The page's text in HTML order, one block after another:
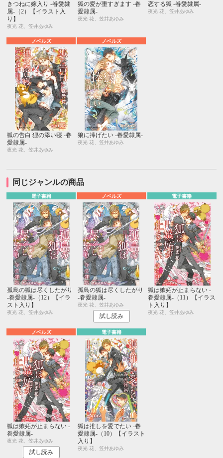
きつねに嫁入り -眷愛隷
属-（2）【イラスト入
り】
夜光 花、笠井あゆみ
狐の愛が重すぎます -眷
愛隷属-
夜光 花、笠井あゆみ
恋する狐 -眷愛隷属-
夜光 花、笠井あゆみ
ノベルズ
狐の告白 狸の添い寝 ‐眷
愛隷属-
夜光 花、笠井あゆみ
ノベルズ
狼に捧げたい -眷愛隷属-
夜光 花、笠井あゆみ
同じジャンルの商品
電子書籍
孤島の狐は尽くしたがり
-眷愛隷属-（12）【イラ
スト入り】
夜光 花、笠井あゆみ
ノベルズ
孤島の狐は尽くしたがり
-眷愛隷属-
夜光 花、笠井あゆみ
試し読み
電子書籍
狐は嫉妬が止まらない -
眷愛隷属-（11）【イラス
ト入り】
夜光 花、笠井あゆみ
ノベルズ
狐は嫉妬が止まらない -
眷愛隷属-
夜光 花、笠井あゆみ
試し読み
電子書籍
狐は推しを愛でたい -眷
愛隷属-（10）【イラスト
入り】
夜光 花、笠井あゆみ